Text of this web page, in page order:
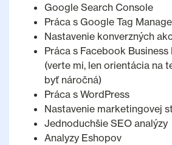
Google Search Console
Práca s Google Tag
Nastavenie konverzných
Práca s Facebook
(verte mi, len orientácia na
byť náročná)
Práca s WordPress
Nastavenie marketingovej
Jednoduchšie SEO analýzy
Analyzy Eshopov